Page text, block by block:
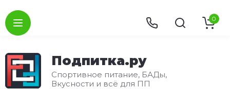
Подпитка.ру
Спортивное питание, БАДы,
Вкусности и всё для ПП
0